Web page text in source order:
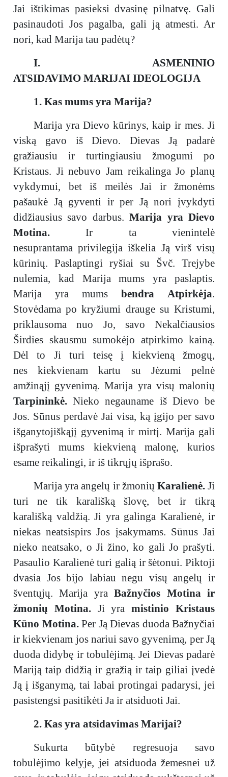
Jai ištikimas pasieksi dvasinę pilnatvę. Gali
pasinaudoti Jos pagalba, gali ją atmesti. Ar
nori, kad Marija tau padėtų?
I. ASMENINIO
ATSIDAVIMO MARIJAI IDEOLOGIJA
1. Kas mums yra Marija?
Marija yra Dievo kūrinys, kaip ir mes. Ji
viską gavo iš Dievo. Dievas Ją padarė
gražiausiu ir turtingiausiu žmogumi po
Kristaus. Ji nebuvo Jam reikalinga Jo planų
vykdymui, bet iš meilės Jai ir žmonėms
pašaukė Ją gyventi ir per Ją nori įvykdyti
didžiausius savo darbus.Marija yra Dievo
Motina. Ir ta vienintelė
nesuprantama privilegija iškelia Ją virš visų
kūrinių. Paslaptingi ryšiai su Švč. Trejybe
nulemia, kad Marija mums yra paslaptis.
Marija yra mums bendra Atpirkėja.
Stovėdama po kryžiumi drauge su Kristumi,
priklausoma nuo Jo, savo Nekalčiausios
Širdies skausmu sumokėjo atpirkimo kainą.
Dėl to Ji turi teisę į kiekvieną žmogų,
nes kiekvienam kartu su Jėzumi pelnė
amžinąjį gyvenimą. Marija yra visų malonių
Tarpininkė. Nieko negauname iš Dievo be
Jos. Sūnus perdavė Jai visa, ką įgijo per savo
išganytojiškąjį gyvenimą ir mirtį. Marija gali
išprašyti mums kiekvieną malonę, kurios
esame reikalingi, ir iš tikrųjų išprašo.
Marija yra angelų ir žmonių Karalienė.Ji
turi ne tik karališką šlovę, bet ir tikrą
karališką valdžią. Ji yra galinga Karalienė, ir
niekas neatsispirs Jos įsakymams. Sūnus Jai
nieko neatsako, o Ji žino, ko gali Jo prašyti.
Pasaulio Karalienė turi galią ir šėtonui. Piktoji
dvasia Jos bijo labiau negu visų angelų ir
šventųjų. Marija yraBažnyčios Motina ir
žmonių Motina. Ji yramistinio Kristaus
Kūno Motina. Per Ją Dievas duoda Bažnyčiai
ir kiekvienam jos nariui savo gyvenimą, per Ją
duoda didybę ir tobulėjimą. Jei Dievas padarė
Mariją taip didžią ir gražią ir taip giliai įvedė
Ją į išganymą, tai labai protingai padarysi, jei
pasistengsi pasitikėti Ja ir atsiduoti Jai.
2. Kas yra atsidavimas Marijai?
Sukurta būtybė regresuoja savo
tobulėjimo kelyje, jei atsiduoda žemesnei už